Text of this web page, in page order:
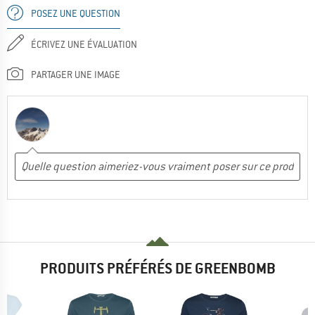
POSEZ UNE QUESTION
ÉCRIVEZ UNE ÉVALUATION
PARTAGER UNE IMAGE
PRODUITS PRÉFÉRÉS DE GREENBOMB